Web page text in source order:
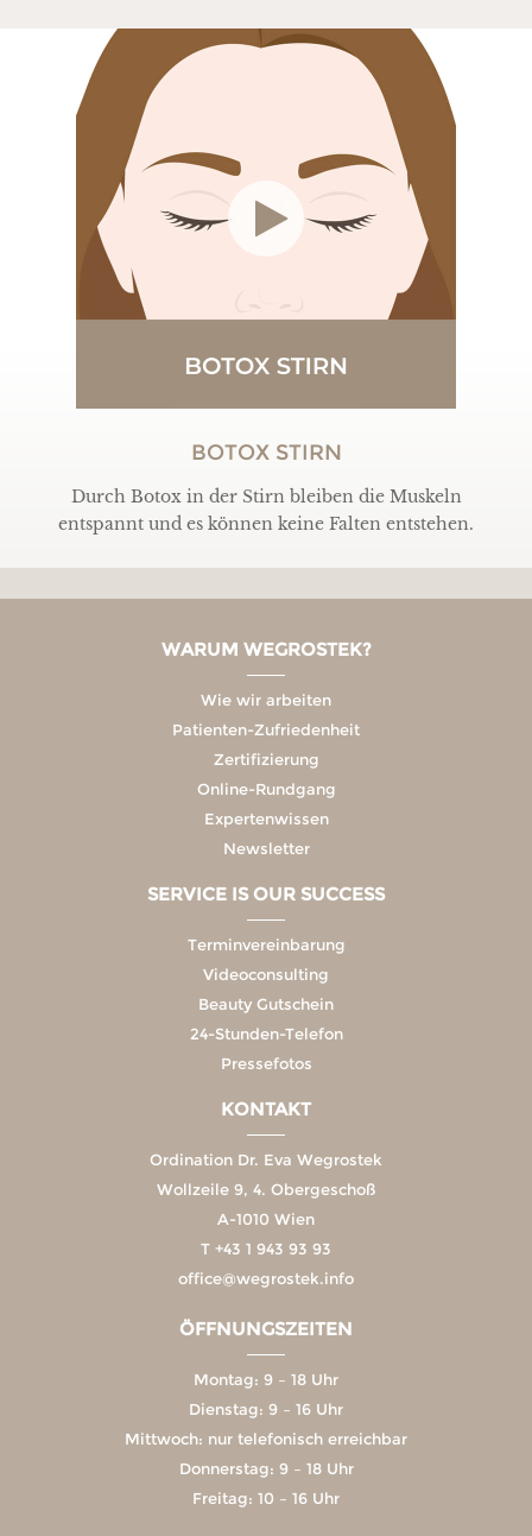
BOTOX STIRN
Durch Botox in der Stirn bleiben die Muskeln
entspannt und es können keine Falten entstehen.
WARUM WEGROSTEK?
Wie wir arbeiten
Patienten-Zufriedenheit
Zertifizierung
Online-Rundgang
Expertenwissen
Newsletter
SERVICE IS OUR SUCCESS
Terminvereinbarung
Videoconsulting
Beauty Gutschein
24-Stunden-Telefon
Pressefotos
KONTAKT
Ordination Dr. Eva Wegrostek
Wollzeile 9, 4. Obergeschoß
A-1010 Wien
T +43 1 943 93 93
office@wegrostek.info
ÖFFNUNGSZEITEN
Montag: 9 – 18 Uhr
Dienstag: 9 – 16 Uhr
Mittwoch: nur telefonisch erreichbar
Donnerstag: 9 – 18 Uhr
Freitag: 10 – 16 Uhr